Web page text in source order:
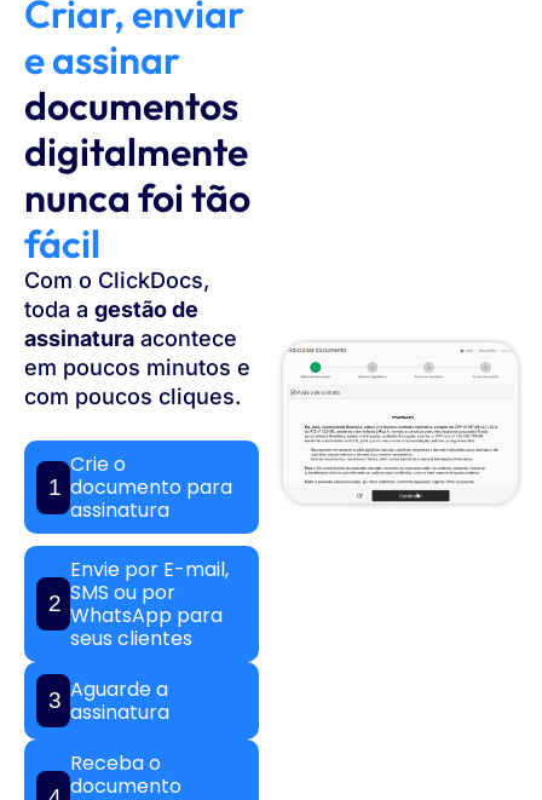
Criar, enviar
e assinar
documentos
digitalmente
nunca foi tão
fácil
Com o ClickDocs,
toda a gestão de
assinatura acontece
em poucos minutos e
com poucos cliques.
1
Crie o
documento para
assinatura
2
Envie por E-mail,
SMS ou por
WhatsApp para
seus clientes
3 Aguarde a
assinatura
Receba o
documento